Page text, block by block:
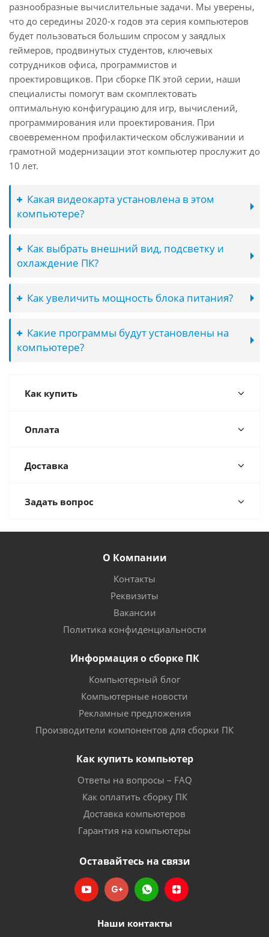
разнообразные вычислительные задачи. Мы уверены,
что до середины 2020-х годов эта серия компьютеров
будет пользоваться большим спросом у заядлых
геймеров, продвинутых студентов, ключевых
сотрудников офиса, программистов и
проектировщиков. При сборке ПК этой серии, наши
специалисты помогут вам скомплектовать
оптимальную конфигурацию для игр, вычислений,
программирования или проектирования. При
своевременном профилактическом обслуживании и
грамотной модернизации этот компьютер прослужит до
10 лет.
Какая видеокарта установлена в этом
компьютере?
Как выбрать внешний вид, подсветку и
охлаждение ПК?
Как увеличить мощность блока питания?
Какие программы будут установлены на
компьютере?
Как купить
Оплата
Доставка
Задать вопрос
О Компании
Контакты
Реквизиты
Вакансии
Политика конфиденциальности
Информация о сборке ПК
Компьютерный блог
Компьютерные новости
Рекламные предложения
Производители компонентов для сборки ПК
Как купить компьютер
Ответы на вопросы – FAQ
Как оплатить сборку ПК
Доставка компьютеров
Гарантия на компьютеры
Оставайтесь на связи
Наши контакты